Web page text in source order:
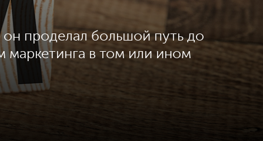
проделал большой путь до
маркетинга в том или ином